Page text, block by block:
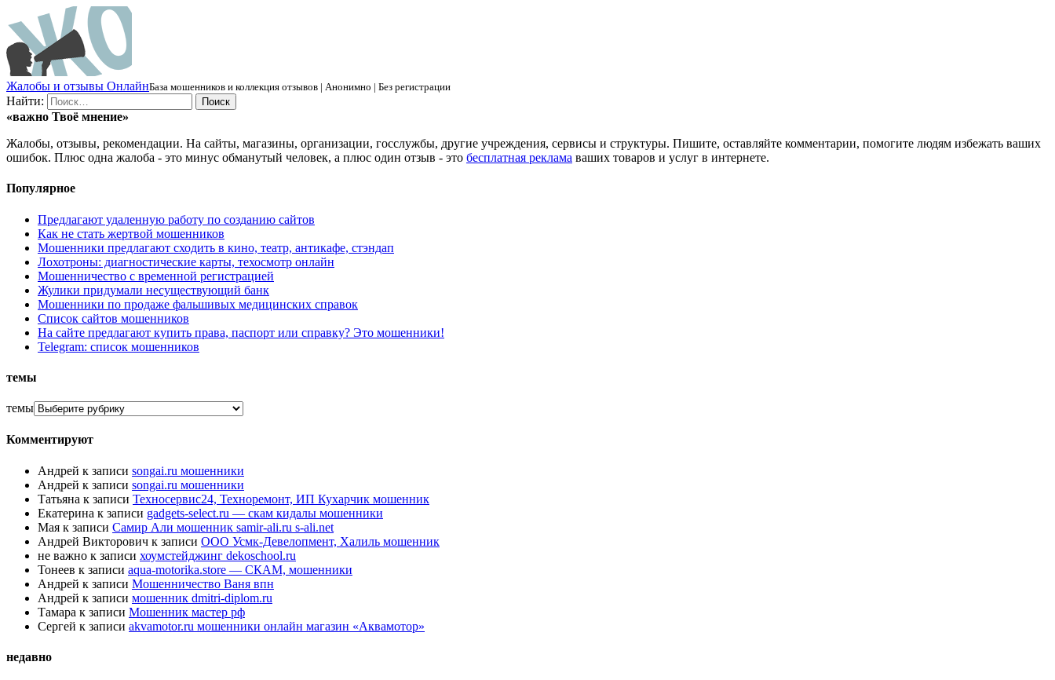
Жалобы и отзывы ОнлайнБаза мошенников и коллекция отзывов | Анонимно | Без регистрации
Найти:
«важно Твоё мнение»
Жалобы, отзывы, рекомендации. На сайты, магазины, организации, госслужбы, другие учреждения, сервисы и структуры. Пишите, оставляйте комментарии, помогите людям избежать ваших
ошибок. Плюс одна жалоба - это минус обманутый человек, а плюс один отзыв - это бесплатная реклама ваших товаров и услуг в интернете.
Популярное
Предлагают удаленную работу по созданию сайтов
Как не стать жертвой мошенников
Мошенники предлагают сходить в кино, театр, антикафе, стэндап
Лохотроны: диагностические карты, техосмотр онлайн
Мошенничество с временной регистрацией
Жулики придумали несуществующий банк
Мошенники по продаже фальшивых медицинских справок
Список сайтов мошенников
На сайте предлагают купить права, паспорт или справку? Это мошенники!
Telegram: список мошенников
темы
темы
Комментируют
Андрей к записи songai.ru мошенники
Андрей к записи songai.ru мошенники
Татьяна к записи Техносервис24, Техноремонт, ИП Кухарчик мошенник
Екатерина к записи gadgets-select.ru — скам кидалы мошенники
Мая к записи Самир Али мошенник samir-ali.ru s-ali.net
Андрей Викторович к записи ООО Усмк-Девелопмент, Халиль мошенник
не важно к записи хоумстейджинг dekoschool.ru
Тонеев к записи aqua-motorika.store — СКАМ, мошенники
Андрей к записи Мошенничество Ваня впн
Андрей к записи мошенник dmitri-diplom.ru
Тамара к записи Мошенник мастер рф
Сергей к записи akvamotor.ru мошенники онлайн магазин «Аквамотор»
недавно